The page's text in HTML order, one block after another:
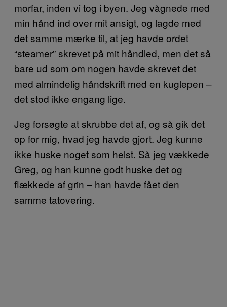
morfar, inden vi tog i byen. Jeg vågnede med
min hånd ind over mit ansigt, og lagde med
det samme mærke til, at jeg havde ordet
“steamer” skrevet på mit håndled, men det så
bare ud som om nogen havde skrevet det
med almindelig håndskrift med en kuglepen –
det stod ikke engang lige.
Jeg forsøgte at skrubbe det af, og så gik det
op for mig, hvad jeg havde gjort. Jeg kunne
ikke huske noget som helst. Så jeg vækkede
Greg, og han kunne godt huske det og
flækkede af grin – han havde fået den
samme tatovering.